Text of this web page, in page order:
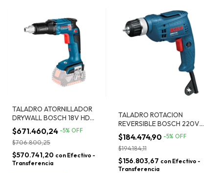
TALADRO ATORNILLADOR
DRYWALL BOSCH 18V HD
GSR 18V-EC TE S/bat
$671.460,24 -5% OFF
$706.800,25
$570.741,20 con Efectivo -
Transferencia
TALADRO ROTACION
REVERSIBLE BOSCH 220V
PROF. 350 W GBM 6 RE
ROTACIÓN REVERSIBLE
$184.474,90 -5% OFF
$194.184,11
$156.803,67 con Efectivo -
Transferencia